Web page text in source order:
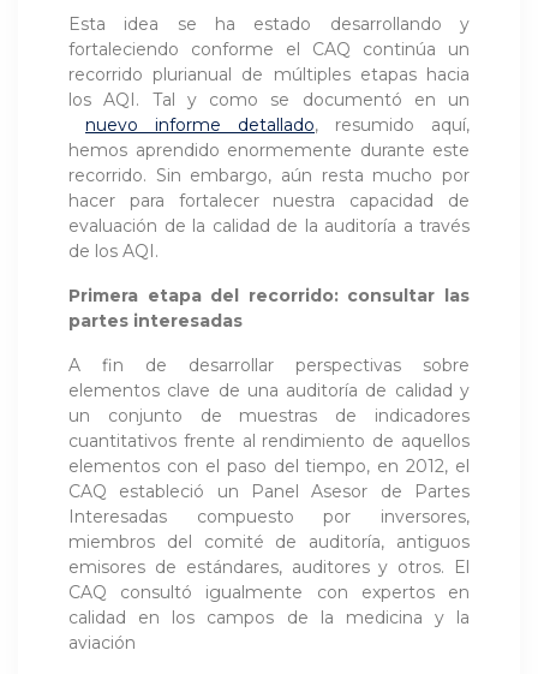
Esta idea se ha estado desarrollando y
fortaleciendo conforme el CAQ continúa un
recorrido plurianual de múltiples etapas hacia
los AQI. Tal y como se documentó en un
nuevo informe detallado, resumido aquí,
hemos aprendido enormemente durante este
recorrido. Sin embargo, aún resta mucho por
hacer para fortalecer nuestra capacidad de
evaluación de la calidad de la auditoría a través
de los AQI.
Primera etapa del recorrido: consultar las
partes interesadas
A fin de desarrollar perspectivas sobre
elementos clave de una auditoría de calidad y
un conjunto de muestras de indicadores
cuantitativos frente al rendimiento de aquellos
elementos con el paso del tiempo, en 2012, el
CAQ estableció un Panel Asesor de Partes
Interesadas compuesto por inversores,
miembros del comité de auditoría, antiguos
emisores de estándares, auditores y otros. El
CAQ consultó igualmente con expertos en
calidad en los campos de la medicina y la
aviación